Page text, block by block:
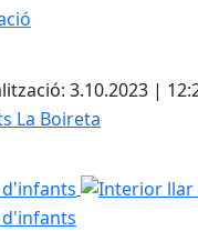
3.10.2023 |
Boireta
Interior llar